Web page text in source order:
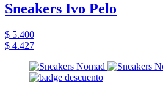
Sneakers Ivo Pelo
$ 5.400
$ 4.427